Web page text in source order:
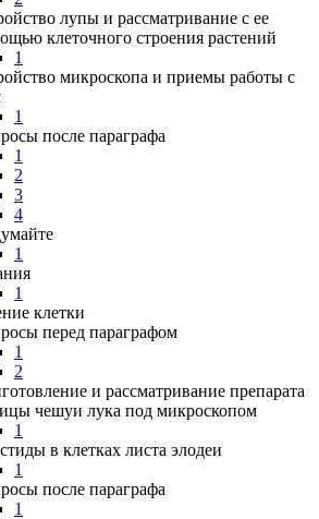
лупы и рассматривание с ее
клеточного строения растений
1
микроскопа и приемы работы с
1
после параграфа
1
2
3
4
1
1
клетки
перед параграфом
1
2
и рассматривание препарата
чешуи лука под микроскопом
1
в клетках листа элодеи
1
после параграфа
1